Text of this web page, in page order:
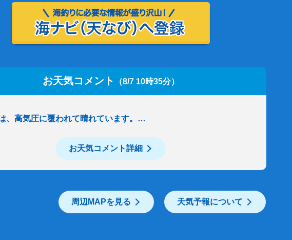
お天気コメント （8/7 10時35分）
、高気圧に覆われて晴れています。…
お天気コメント詳細
周辺MAPを見る 天気予報について